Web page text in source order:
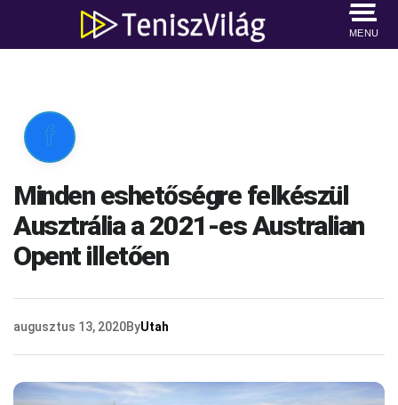
MENU

Minden eshetőségre felkészül
Ausztrália a 2021-es Australian
Opent illetően
augusztus 13, 2020ByUtah